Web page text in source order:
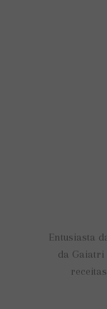
Entusiasta
da Gaiatri